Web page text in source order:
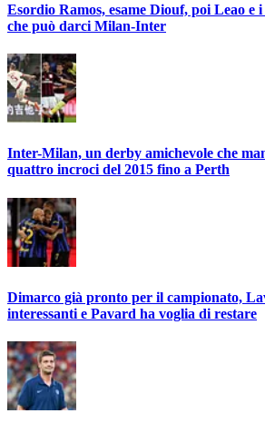
Esordio Ramos, esame Diouf, poi Leao e
che può darci Milan-Inter
Inter-Milan, un derby amichevole che
quattro incroci del 2015 fino a Perth
Dimarco già pronto per il campionato,
interessanti e Pavard ha voglia di restare